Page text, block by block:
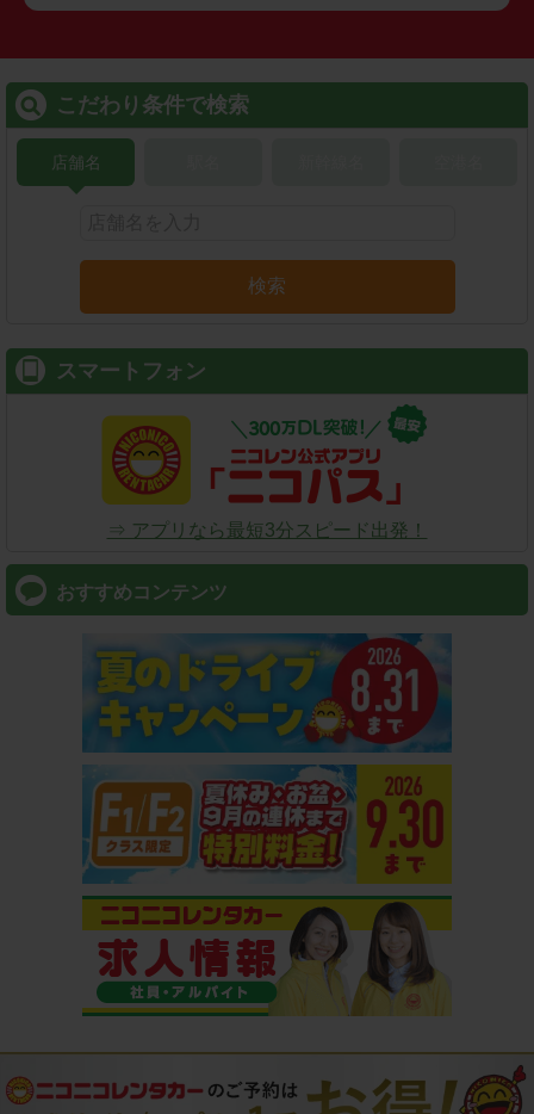
こだわり条件で検索
店舗名
検索
スマートフォン
⇒ アプリなら最短3分スピード出発！
おすすめコンテンツ